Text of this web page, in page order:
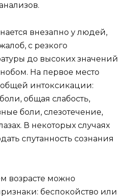
внезапно у людей,
с резкого
до высоких значений
На первое место
интоксикации:
общая слабость,
боли, слезотечение,
В некоторых случаях
спутанность сознания
возрасте можно
беспокойство или